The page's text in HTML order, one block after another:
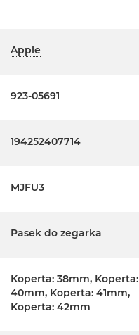
Apple
923-05691
194252407714
MJFU3
Pasek do zegarka
Koperta: 38mm, Koperta:
40mm, Koperta: 41mm,
Koperta: 42mm